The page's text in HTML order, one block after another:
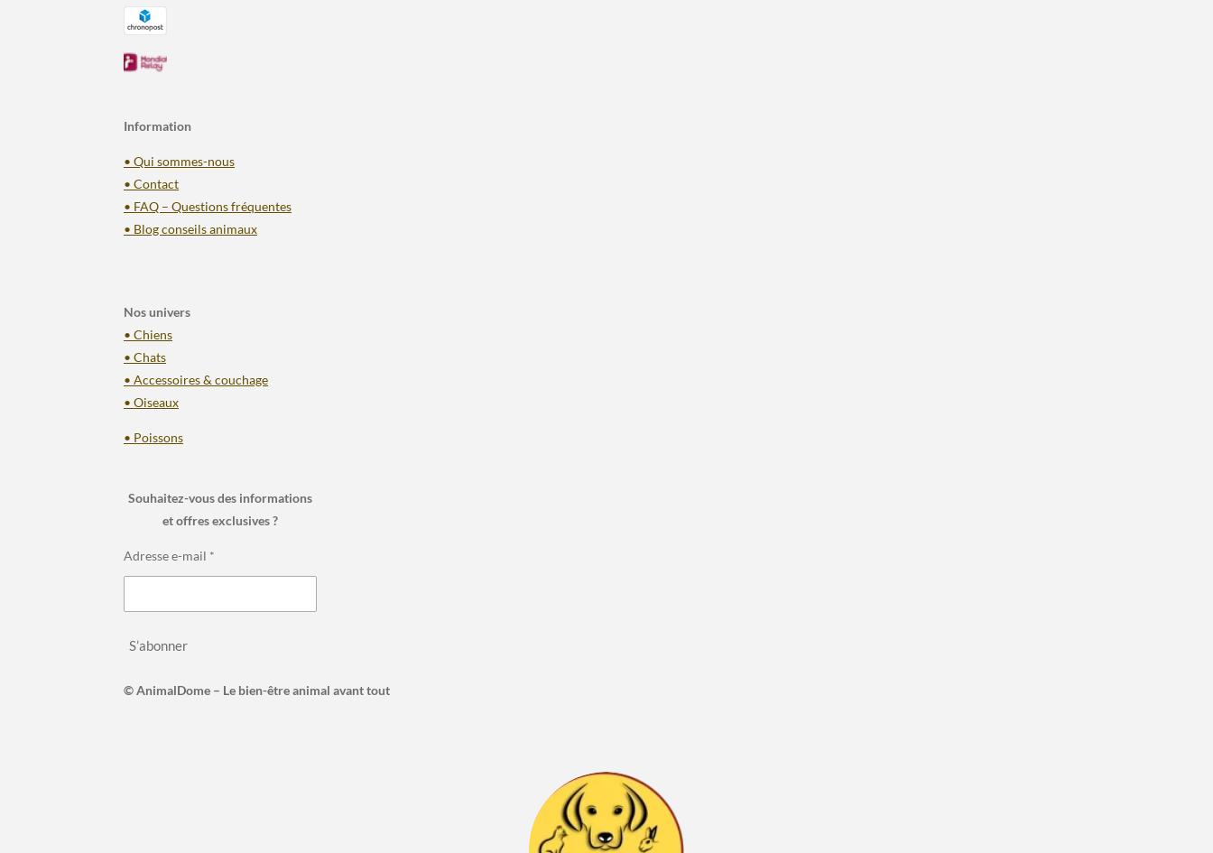
Information
• Qui sommes-nous
• Contact
• FAQ – Questions fréquentes
• Blog conseils animaux
Nos univers
• Chiens
• Chats
• Accessoires & couchage
• Oiseaux
• Poissons
Souhaitez-vous des informations
et offres exclusives ?
Adresse e-mail *
S’abonner
© AnimalDome – Le bien-être animal avant tout